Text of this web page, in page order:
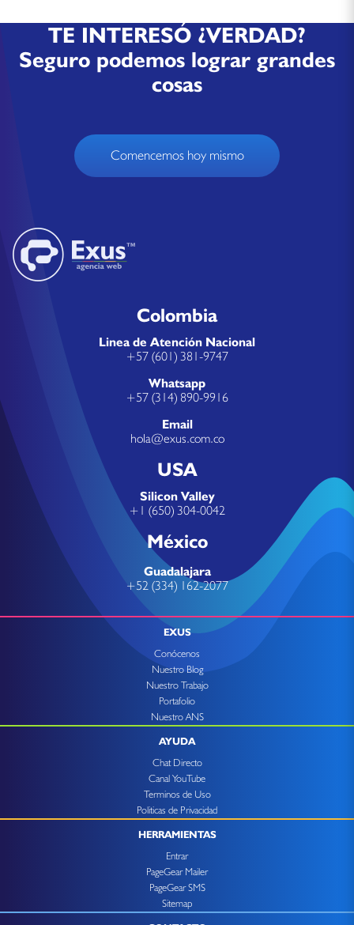
TE INTERESÓ ¿VERDAD?
Seguro podemos lograr grandes
cosas
Comencemos hoy mismo
Colombia
Linea de Atención Nacional
+57 (601) 381-9747
Whatsapp
+57 (314) 890-9916
Email
hola@exus.com.co
USA
Silicon Valley
+1 (650) 304-0042
México
Guadalajara
+52 (334) 162-2077
EXUS
Conócenos
Nuestro Blog
Nuestro Trabajo
Portafolio
Nuestro ANS
AYUDA
Chat Directo
Canal YouTube
Terminos de Uso
Politicas de Privacidad
HERRAMIENTAS
Entrar
PageGear Mailer
PageGear SMS
Sitemap